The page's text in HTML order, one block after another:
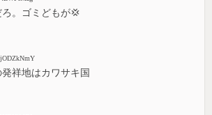
。ゴミどもが💢
祥地はカワサキ国